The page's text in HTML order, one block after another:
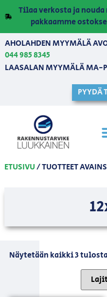
Tilaa verkosta ja
pakkaamme
AHOLAHDEN MYYMÄLÄ
044 985 8345
LAASALAN MYYMÄLÄ MA-
PYYDÄ
ETUSIVU/ TUOTTEET
Näytetään kaikki 3 tulosta